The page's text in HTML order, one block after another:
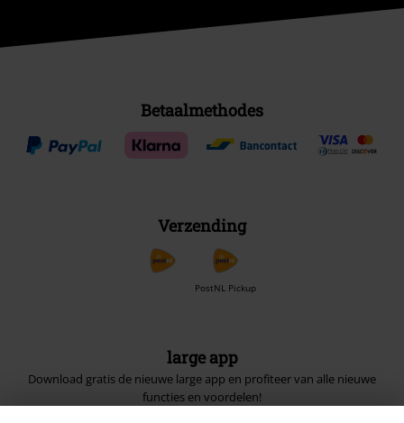
Betaalmethodes
Verzending
PostNL Pickup
large app
Download gratis de nieuwe large app en profiteer van alle nieuwe
functies en voordelen!